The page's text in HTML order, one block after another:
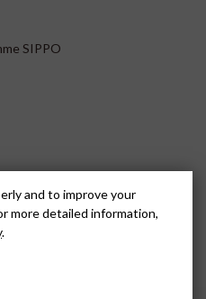
SIPPO
and to improve your
more detailed information,
.